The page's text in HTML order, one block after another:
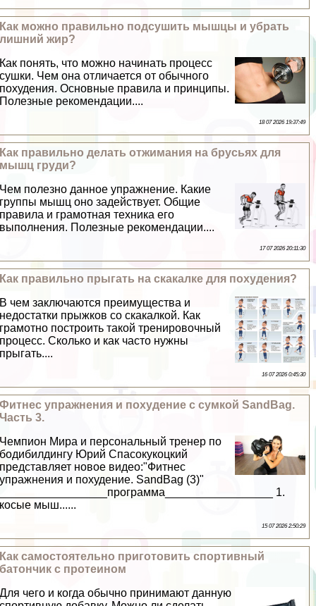
Как можно правильно подсушить мышцы и убрать
лишний жир?
Как понять, что можно начинать процесс
сушки. Чем она отличается от обычного
похудения. Основные правила и принципы.
Полезные рекомендации....
18 07 2026 19:37:49
Как правильно делать отжимания на брусьях для
мышц гpyди?
Чем полезно данное упражнение. Какие
группы мышц оно задействует. Общие
правила и грамотная техника его
выполнения. Полезные рекомендации....
17 07 2026 20:11:30
Как правильно прыгать на скакалке для похудения?
В чем заключаются преимущества и
недостатки прыжков со скакалкой. Как
грамотно построить такой тренировочный
процесс. Сколько и как часто нужны
прыгать....
16 07 2026 0:45:30
Фитнес упражнения и похудение с сумкой SandBag.
Часть 3.
Чемпион Мира и персональный тренер по
бодибилдингу Юрий Спасокукоцкий
представляет новое видео:"Фитнес
упражнения и похудение. SandBag (3)"
_________________программа_________________ 1.
косые мыш......
15 07 2026 2:50:29
Как самостоятельно приготовить спортивный
батончик с протеином
Для чего и когда обычно принимают данную